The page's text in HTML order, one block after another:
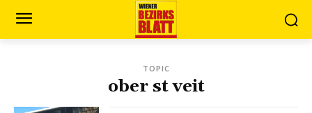
TOPIC
ober st veit